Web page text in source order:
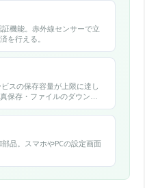
機能。赤外線センサーで立
を行える。
スの保存容量が上限に達し
保存・ファイルのダウンロ
品。スマホやPCの設定画面